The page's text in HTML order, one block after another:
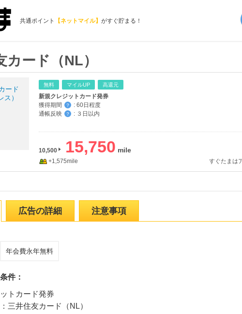
共通ポイント 【ネットマイル】 がすぐ貯まる！
カード（NL）
無料 マイルUP 高還元
新規クレジットカード発券
獲得期間
？ : 60日程度
通帳反映
？ : ３日以内
10,500 15,750
+1,575mile すぐたまは
広告の詳細 注意事項
年会費永年無料
件：
トカード発券
三井住友カード（NL）